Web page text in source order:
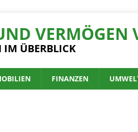
VERMÖGEN
ÜBERBLICK
FINANZEN